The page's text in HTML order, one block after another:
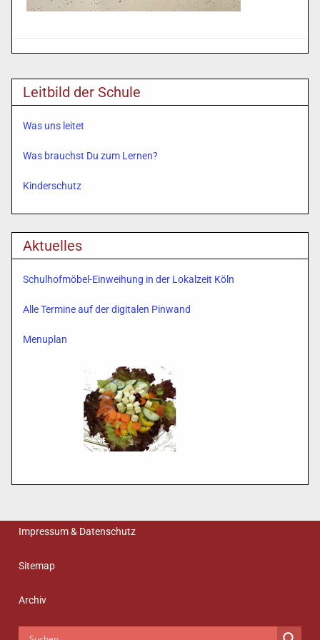
Leitbild der Schule
Was uns leitet
Was brauchst Du zum Lernen?
Kinderschutz
Aktuelles
Schulhofmöbel-Einweihung in der Lokalzeit Köln
Alle Termine auf der digitalen Pinwand
Menuplan
Impressum & Datenschutz
Sitemap
Archiv